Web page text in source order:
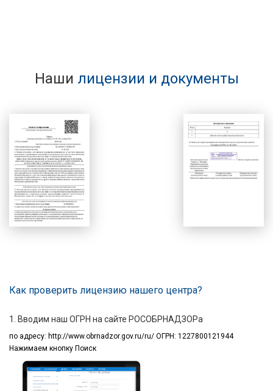
Наши лицензии и документы
Как проверить лицензию нашего центра?
1. Вводим наш ОГРН на сайте РОСОБРНАДЗОРа
по адресу: http://www.obrnadzor.gov.ru/ru/ ОГРН: 1227800121944
Нажимаем кнопку Поиск